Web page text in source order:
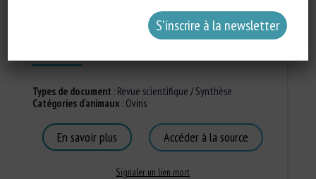
Types de document : Revue scientifique / Synthèse
Catégories d'animaux : Ovins
En savoir plus Accéder à la source
Signaler un lien mort